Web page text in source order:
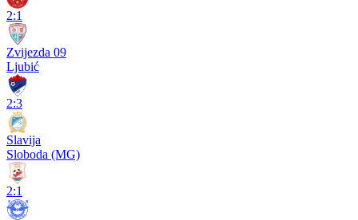
2:1
Zvijezda 09
Ljubić
2:3
Slavija
Sloboda (MG)
2:1